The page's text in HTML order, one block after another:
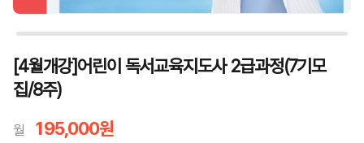
[4월개강]어린이 독서교육지도사 2급과정(7기모
집/8주)
월 195,000원